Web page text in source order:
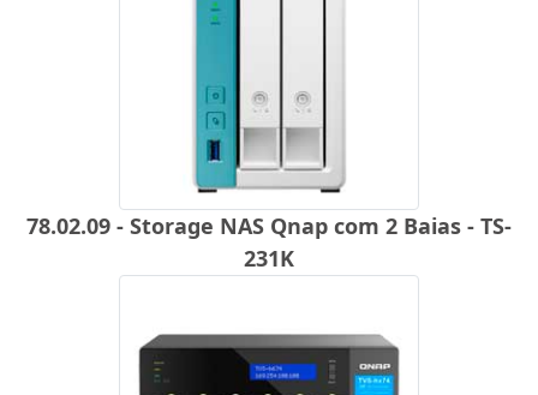
78.02.09 - Storage NAS Qnap com 2 Baias - TS-
231K